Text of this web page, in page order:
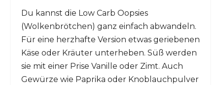
Du kannst die Low Carb Oopsies
(Wolkenbrötchen) ganz einfach abwandeln.
Für eine herzhafte Version etwas geriebenen
Käse oder Kräuter unterheben. Süß werden
sie mit einer Prise Vanille oder Zimt. Auch
Gewürze wie Paprika oder Knoblauchpulver